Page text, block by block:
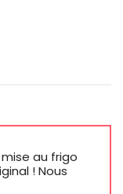
au frigo
! Nous